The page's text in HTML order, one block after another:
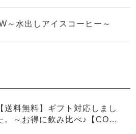
～水出しアイスコーヒー～
【送料無料】ギフト対応しまし
。～お得に飲み比べ♪【COLD